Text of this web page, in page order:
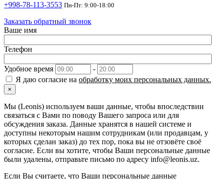
+998-78-113-3553 Пн-Пт: 9:00-18:00
Заказать обратный звонок
Ваше имя
Телефон
Удобное время
-
Я даю согласие на обработку моих персональных данных.
×
Мы (Leonis) используем ваши данные, чтобы впоследствии
связаться с Вами по поводу Вашего запроса или для
обсуждения заказа. Данные хранятся в нашей системе и
доступны некоторым нашим сотрудникам (или продавцам, у
которых сделан заказ) до тех пор, пока вы не отзовёте своё
согласие. Если вы хотите, чтобы Ваши персональные данные
были удалены, отправьте письмо по адресу info@leonis.uz.
Если Вы считаете, что Ваши персональные данные